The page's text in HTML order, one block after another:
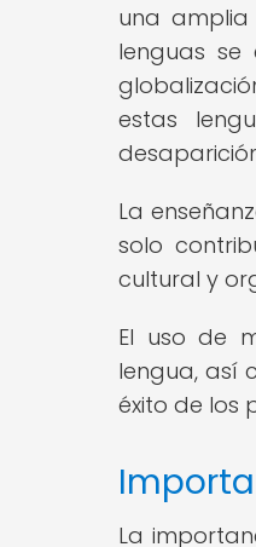
una
lenguas
estas
La
solo
cultural y
El uso de
lengua, así
éxito de los
La